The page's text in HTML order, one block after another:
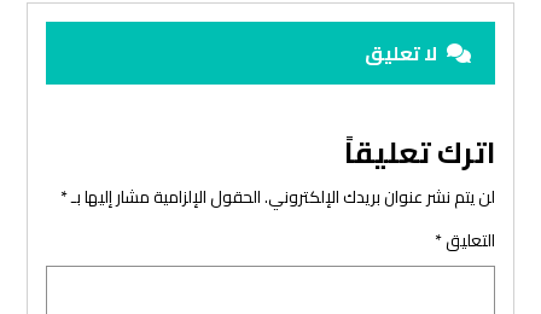
لا تعليق
اترك تعليقاً
لن يتم نشر عنوان بريدك الإلكتروني.الحقول الإلزامية مشار إليها بـ*
التعليق*